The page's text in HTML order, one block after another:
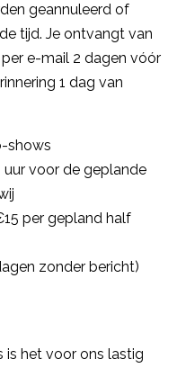
geannuleerd of
tijd. Je ontvangt van
e-mail 2 dagen vóór
1 dag van
shows
uur voor de geplande
per gepland half
zonder bericht)
is het voor ons lastig